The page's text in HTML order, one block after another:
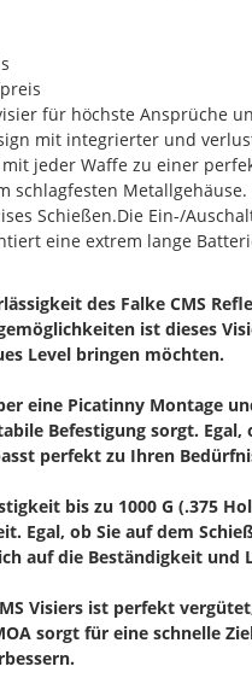
für höchste Ansprüche
mit integrierter und
jeder Waffe zu einer
schlagfesten
Schießen.Die Ein-/
eine extrem lange
des Falke CMS
ist dieses
Level bringen möchten.
eine Picatinny Montage
Befestigung sorgt. Egal,
perfekt zu Ihren
bis zu 1000 G (.375
Egal, ob Sie auf dem
auf die Beständigkeit und
Visiers ist perfekt
sorgt für eine schnelle